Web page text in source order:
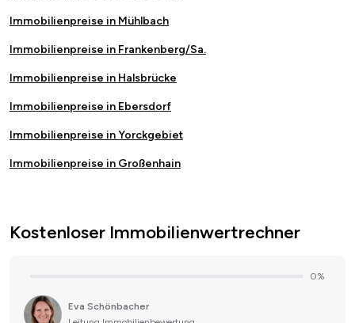
Immobilienpreise in Mühlbach
Immobilienpreise in Frankenberg/Sa.
Immobilienpreise in Halsbrücke
Immobilienpreise in Ebersdorf
Immobilienpreise in Yorckgebiet
Immobilienpreise in Großenhain
Kostenloser Immobilienwertrechner